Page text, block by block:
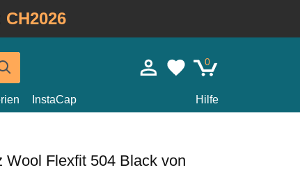
CH2026
0
InstaCap Hilfe
Wool Flexfit 504 Black von